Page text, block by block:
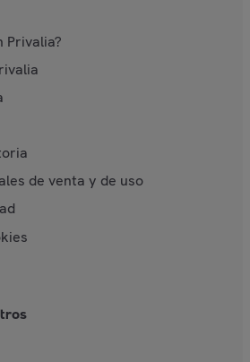
Privalia?
de venta y de uso